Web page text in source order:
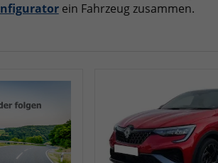
ein Fahrzeug zusammen.